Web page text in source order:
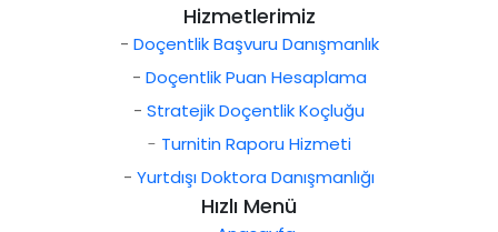
Hizmetlerimiz
- Doçentlik Başvuru Danışmanlık
- Doçentlik Puan Hesaplama
- Stratejik Doçentlik Koçluğu
- Turnitin Raporu Hizmeti
- Yurtdışı Doktora Danışmanlığı
Hızlı Menü